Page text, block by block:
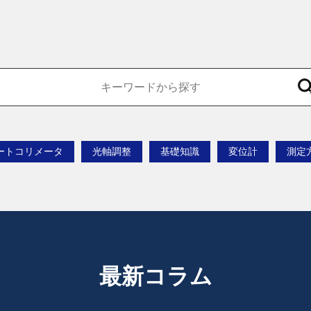
トコリメータ 光軸調整 基礎知識 変位計 測定
最新コラム